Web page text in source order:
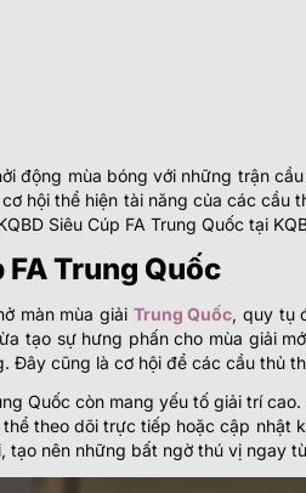
động mùa bóng với những trận
hội thể hiện tài năng của các
Siêu Cúp FA Trung Quốc tại
Trung Quốc
màn mùa giải Trung Quốc, quy tụ
tạo sự hưng phấn cho mùa giải
Đây cũng là cơ hội để các cầu thủ
Quốc còn mang yếu tố giải trí
theo dõi trực tiếp hoặc cập
tạo nên những bất ngờ thú vị ngay